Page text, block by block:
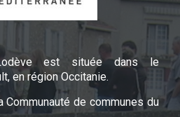
est située dans le
en région Occitanie.
de communes du